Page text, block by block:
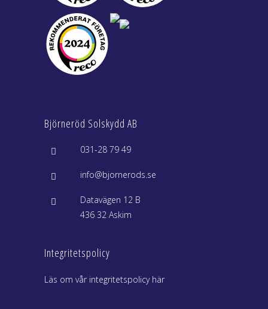
Björneröd Solskydd AB
031-28 79 49
info@bjornerods.se
Datavägen 12 B
436 32 Askim
Integritetspolicy
Läs om vår integritetspolicy här